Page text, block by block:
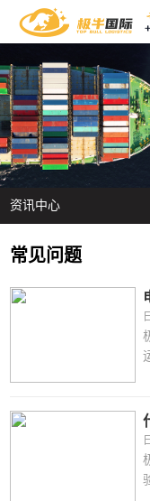
资讯中心
常见问题